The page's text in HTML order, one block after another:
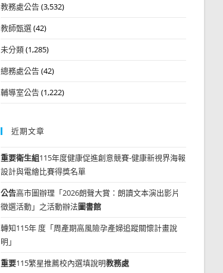
教務處公告(3,532)
教師甄選(42)
未分類(1,285)
總務處公告(42)
輔導室公告(1,222)
近期文章
重要衛生組115年度健康促進創意競賽-健康新視界海報
設計與電繪比賽得獎名單
公告高市圖辦理「2026朗聲大賞：朗讀文本演出影片
徵選活動」之活動辦法圖書館
轉知115年 度「周產期高風險孕產婦追蹤關懷計畫說
明」
重要115繁星推薦校內選填說明教務處